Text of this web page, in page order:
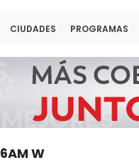
CIUDADES PROGRAMAS
6AM W